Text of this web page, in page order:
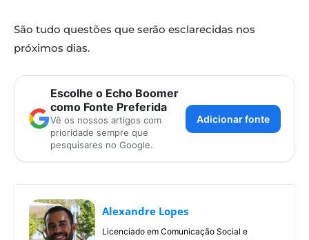
São tudo questões que serão esclarecidas nos
próximos dias.
Escolhe o Echo Boomer
como Fonte Preferida
Vê os nossos artigos com
prioridade sempre que
pesquisares no Google.
Adicionar fonte
Alexandre Lopes
Licenciado em Comunicação Social e